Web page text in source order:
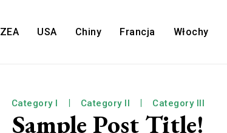
ZEA USA Chiny Francja Włochy
Category I Category II Category III
Sample Post Title!